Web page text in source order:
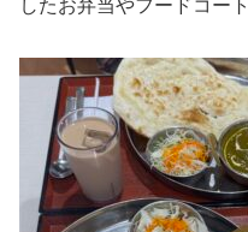
したお弁当やフードコー